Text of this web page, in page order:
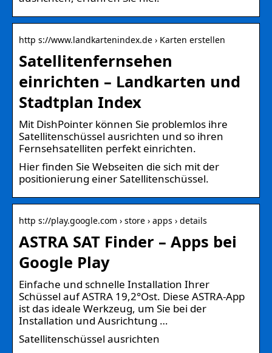
http s://www.landkartenindex.de › Karten erstellen
Satellitenfernsehen
einrichten – Landkarten und
Stadtplan Index
Mit DishPointer können Sie problemlos ihre
Satellitenschüssel ausrichten und so ihren
Fernsehsatelliten perfekt einrichten.
Hier finden Sie Webseiten die sich mit der
positionierung einer Satellitenschüssel.
http s://play.google.com › store › apps › details
ASTRA SAT Finder – Apps bei
Google Play
Einfache und schnelle Installation Ihrer
Schüssel auf ASTRA 19,2°Ost. Diese ASTRA-App
ist das ideale Werkzeug, um Sie bei der
Installation und Ausrichtung …
Satellitenschüssel ausrichten